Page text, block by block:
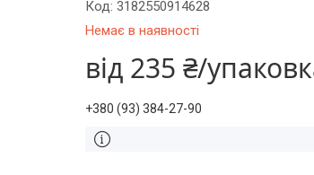
Немає в наявності
Код:3182550914628
від 235 ₴/
+380 (93) 384-27-90